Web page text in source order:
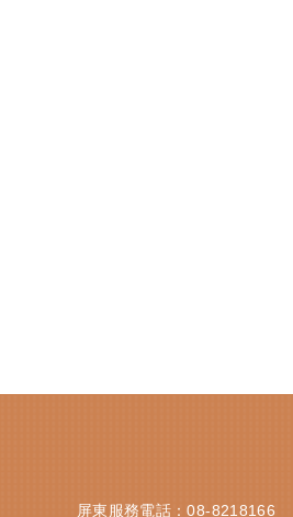
屏東服務電話：08-8218166